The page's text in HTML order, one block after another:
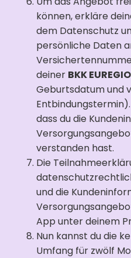
können, erkläre
dem Datenschutz
persönliche Daten
deiner BKK
Geburtsdatum und
dass du die
verstanden hast.
Die
und die
App unter deinem
Nun kannst du die
Umfang für zwölf